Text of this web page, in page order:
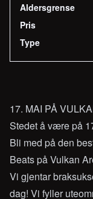
Aldersgrense
Pris
Type
17. MAI PÅ
Stedet å være på
Bli med på den
Beats på Vulkan
Vi gjentar
dag! Vi fyller